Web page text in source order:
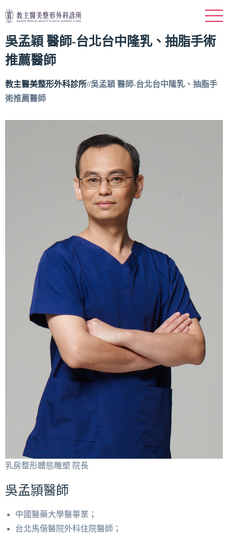
吳孟穎 醫師-台北台中隆乳、抽脂手術
推薦醫師
教主醫美整形外科診所//吳孟穎 醫師-台北台中隆乳、抽脂手
術推薦醫師
乳房整形體態雕塑 院長
吳孟頴醫師
中國醫藥大學醫畢業；
台北馬偕醫院外科住院醫師；